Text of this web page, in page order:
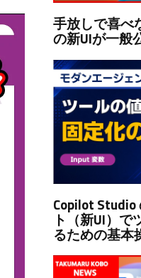
手放しで喜べ
の新UIが一般
Copilot
ト（新UI）
るための基本